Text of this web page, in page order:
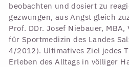
beobachten und dosiert zu
gezwungen, aus Angst gleich
Prof. DDr. Josef Niebauer,
für Sportmedizin des Landes
4/2012). Ultimatives Ziel jedes
Erleben des Alltags in völliger